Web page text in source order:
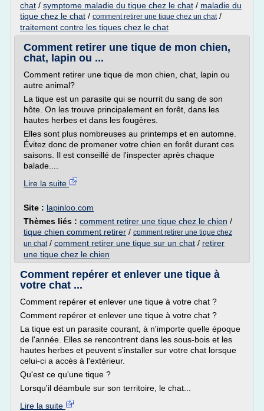
chat / symptome maladie du tique chez le chat / maladie du
tique chez le chat / comment retirer une tique chez un chat/
traitement contre les tiques chez le chat
Comment retirer une tique de mon chien,
chat, lapin ou ...
Comment retirer une tique de mon chien, chat, lapin ou
autre animal?
La tique est un parasite qui se nourrit du sang de son
hôte. On les trouve principalement en forêt, dans les
hautes herbes et dans les fougères.
Elles sont plus nombreuses au printemps et en automne.
Évitez donc de promener votre chien en forêt durant ces
saisons. Il est conseillé de l'inspecter après chaque
balade....
Lire la suite
Site : lapinloo.com
Thèmes liés : comment retirer une tique chez le chien /
tique chien comment retirer / comment retirer une tique chez
un chat/ comment retirer une tique sur un chat / retirer
une tique chez le chien
Comment repérer et enlever une tique à
votre chat ...
Comment repérer et enlever une tique à votre chat ?
Comment repérer et enlever une tique à votre chat ?
La tique est un parasite courant, à n'importe quelle époque
de l'année. Elles se rencontrent dans les sous-bois et les
hautes herbes et peuvent s'installer sur votre chat lorsque
celui-ci a accès à l'extérieur.
Qu'est ce qu'une tique ?
Lorsqu'il déambule sur son territoire, le chat...
Lire la suite